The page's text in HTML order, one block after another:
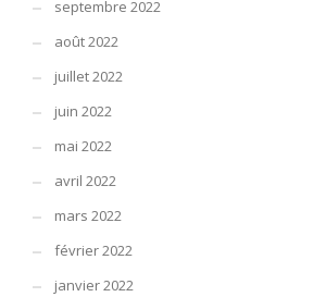
septembre 2022
août 2022
juillet 2022
juin 2022
mai 2022
avril 2022
mars 2022
février 2022
janvier 2022